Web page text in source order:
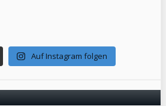
Auf Instagram folgen